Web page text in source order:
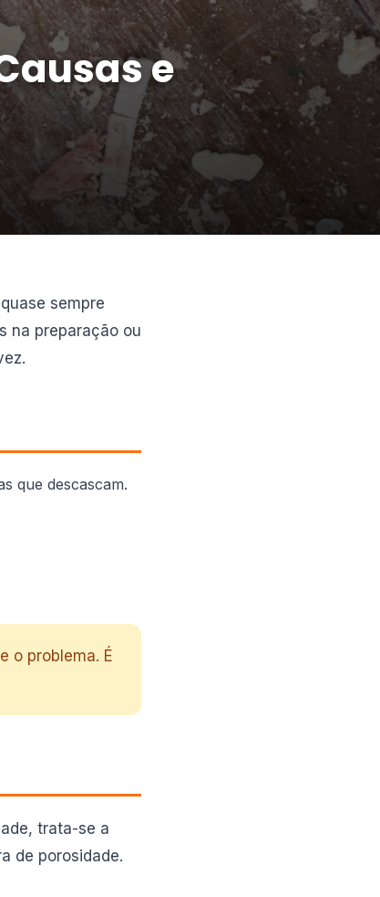
e
sempre
na preparação ou
que descascam.
o problema. É
trata-se a
de porosidade.